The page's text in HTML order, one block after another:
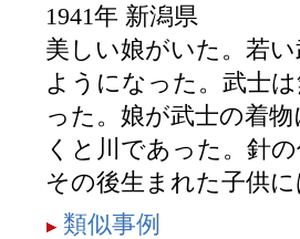
1941年 新潟県
美しい娘がいた。若
ようになった。武士
った。娘が武士の着
くと川であった。針
その後生まれた子供
類似事例